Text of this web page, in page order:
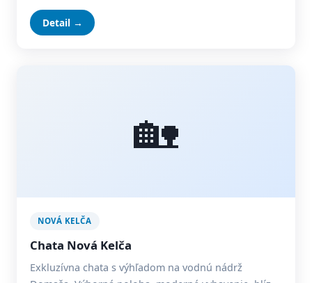
Detail →
🏡
NOVÁ KELČA
Chata Nová Kelča
Exkluzívna chata s výhľadom na vodnú nádrž